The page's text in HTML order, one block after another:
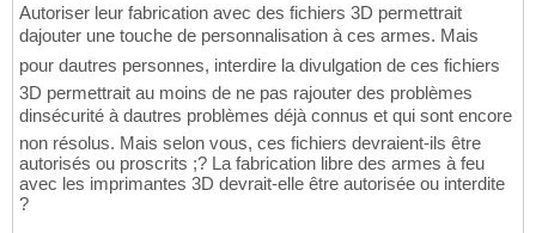
Autoriser leur fabrication avec des fichiers 3D permettrait
dajouter une touche de personnalisation à ces armes. Mais
pour dautres personnes, interdire la divulgation de ces fichiers
3D permettrait au moins de ne pas rajouter des problèmes
dinsécurité à dautres problèmes déjà connus et qui sont encore
non résolus. Mais selon vous, ces fichiers devraient-ils être
autorisés ou proscrits ;? La fabrication libre des armes à feu
avec les imprimantes 3D devrait-elle être autorisée ou interdite
?